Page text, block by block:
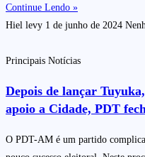
Continue Lendo »
Hiel levy 1 de junho de 2024
Principais Notícias
Depois de lançar
apoio a Cidade, PDT
O PDT-AM é um partido